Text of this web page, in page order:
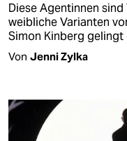
Diese Agentinnen
weibliche Varianten
Simon Kinberg
Von Jenni Zylka